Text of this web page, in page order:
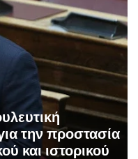
την προστασία
και ιστορικού